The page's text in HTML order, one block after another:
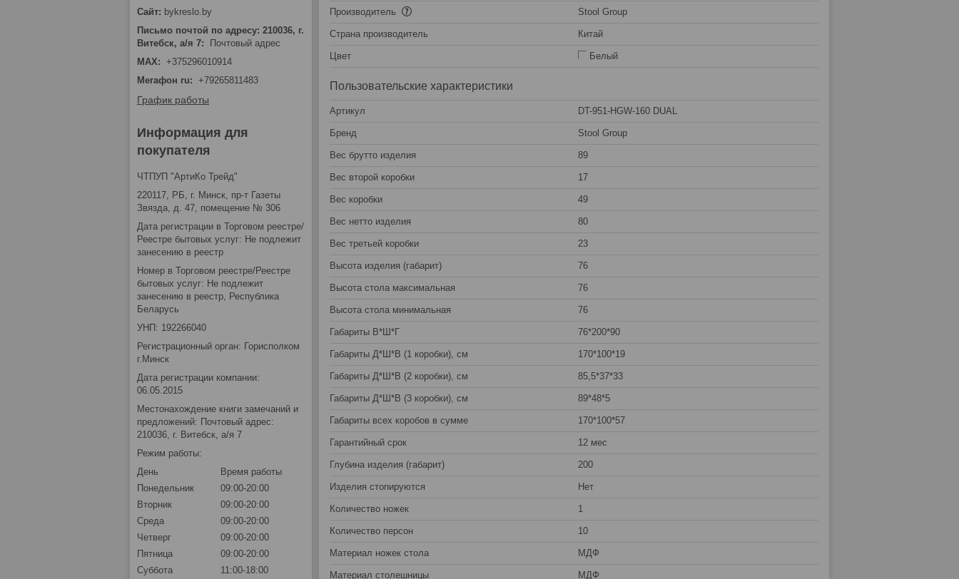
Производитель Stool Group
Страна производитель Китай
Цвет Белый
Пользовательские характеристики
Артикул DT-951-HGW-160 DUAL
Бренд Stool Group
Вес брутто изделия 89
Вес второй коробки 17
Вес коробки 49
Вес нетто изделия 80
Вес третьей коробки 23
Высота изделия (габарит) 76
Высота стола максимальная 76
Высота стола минимальная 76
Габариты В*Ш*Г 76*200*90
Габариты Д*Ш*В (1 коробки), см 170*100*19
Габариты Д*Ш*В (2 коробки), см 85,5*37*33
Габариты Д*Ш*В (3 коробки), см 89*48*5
Габариты всех коробов в сумме 170*100*57
Гарантийный срок 12 мес
Глубина изделия (габарит) 200
Изделия стопируются Нет
Количество ножек 1
Количество персон 10
Материал ножек стола МДФ
Материал столешницы МДФ
bykreslo.by
Письмо почтой по адресу: 210036, г.
Витебск, а/я 7
Почтовый адрес
MAX
+375296010914
Мегафон ru
+79265811483
График работы
Информация для
покупателя
ЧТПУП "АртиКо Трейд"
220117, РБ, г. Минск, пр-т Газеты
Звязда, д. 47, помещение № 306
Дата регистрации в Торговом реестре/
Реестре бытовых услуг: Не подлежит
занесению в реестр
Номер в Торговом реестре/Реестре
бытовых услуг: Не подлежит
занесению в реестр, Республика
Беларусь
УНП: 192266040
Регистрационный орган: Горисполком
г.Минск
Дата регистрации компании:
06.05.2015
Местонахождение книги замечаний и
предложений: Почтовый адрес:
210036, г. Витебск, а/я 7
Режим работы:
День
Время работы
Понедельник
09:00-20:00
Вторник
09:00-20:00
Среда
09:00-20:00
Четверг
09:00-20:00
Пятница
09:00-20:00
Суббота
11:00-18:00